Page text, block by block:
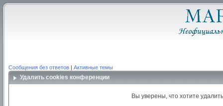
Сообщения без ответов | Активные темы
Удалить cookies конференции
Вы уверены, что хотите